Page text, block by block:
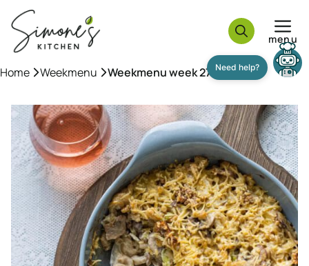
naar
inhoud
menu
Home »Weekmenu »Weekmenu week 27-2025
Need help?